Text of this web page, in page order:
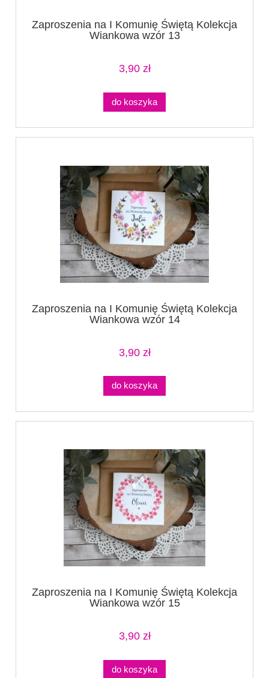
Zaproszenia na I Komunię Świętą Kolekcja
Wiankowa wzór 13
3,90 zł
do koszyka
Zaproszenia na I Komunię Świętą Kolekcja
Wiankowa wzór 14
3,90 zł
do koszyka
Zaproszenia na I Komunię Świętą Kolekcja
Wiankowa wzór 15
3,90 zł
do koszyka